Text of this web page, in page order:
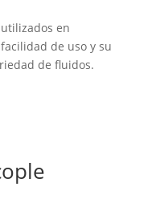
en
de uso y su
de fluidos.